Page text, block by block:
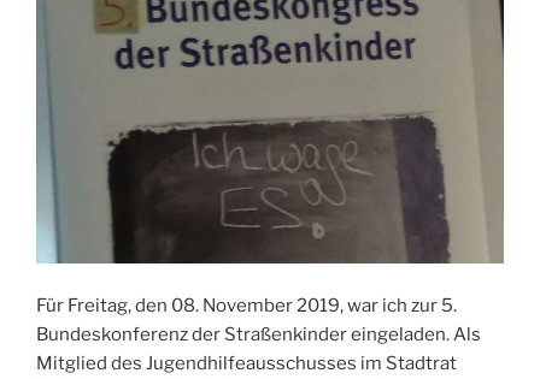
Für Freitag, den 08. November 2019, war ich zur 5.
Bundeskonferenz der Straßenkinder eingeladen. Als
Mitglied des Jugendhilfeausschusses im Stadtrat